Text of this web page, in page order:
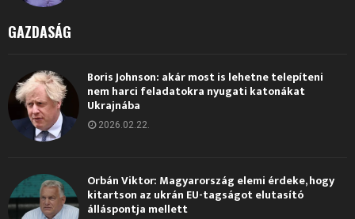
GAZDASÁG
Boris Johnson: akár most is lehetne telepíteni
nem harci feladatokra nyugati katonákat
Ukrajnába
2026.02.22.
Orbán Viktor: Magyarország elemi érdeke, hogy
kitartson az ukrán EU-tagságot elutasító
álláspontja mellett